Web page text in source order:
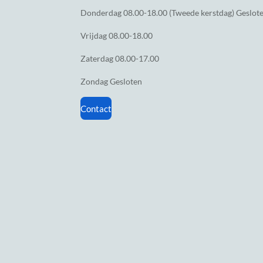
Donderdag08.00-18.00 (Tweede kerstdag)
Vrijdag08.00-18.00
Zaterdag08.00-17.00
ZondagGesloten
Contact